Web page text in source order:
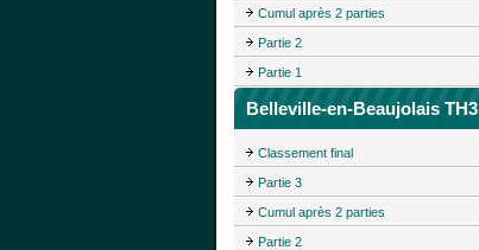
Cumul après 2 parties
Partie 2
Partie 1
Belleville-en-Beaujolais TH3
Classement final
Partie 3
Cumul après 2 parties
Partie 2